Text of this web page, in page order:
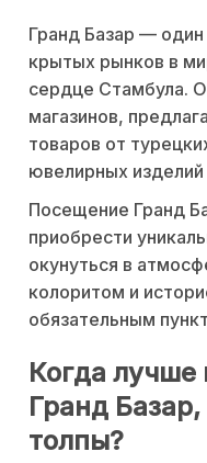
Гранд Базар —
крытых рынков в
сердце Стамбула.
магазинов,
товаров от
ювелирных изделий
Посещение Гранд
приобрести
окунуться в
колоритом и
обязательным
Когда лучше
Гранд
толпы?